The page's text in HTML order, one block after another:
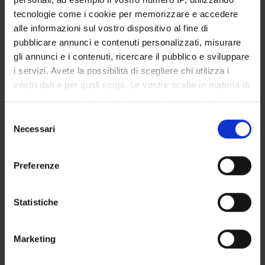
tecnologie come i cookie per memorizzare e accedere
alle informazioni sul vostro dispositivo al fine di
pubblicare annunci e contenuti personalizzati, misurare
gli annunci e i contenuti, ricercare il pubblico e sviluppare
i servizi. Avete la possibilità di scegliere chi utilizza i
vostri dati e per quali scopi. Le vostre scelte in materia di
privacy sono applicabili solo su questa proprietà digitale
modificare o revocare il proprio consenso in qualsiasi
momento dalla Dichiarazione sui cookie o facendo clic
raccogliere informazioni sulla tua posizione
geografica, con un'approssimazione di qualche
Identificare il tuo dispositivo, scansionandolo
delNecessari
Preferenze
Statistiche
Marketing
SOCIOLOGY
PUBBLICAZIONI
TITOLO
Sociologia relazionale e social network analysis. Analisi
AREE DI RICERCA
STRUTTURE